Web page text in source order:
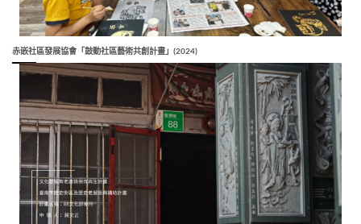
赤嵌社區發展協會「鼓動社區藝術共創計畫」(2024)